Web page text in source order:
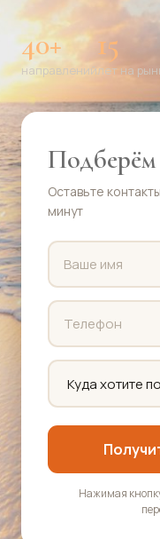
40+
направлений
15
лет на
Подберём
Оставьте
минут
Нажимая